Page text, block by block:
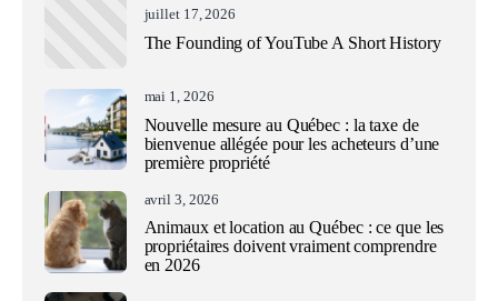
juillet 17, 2026
The Founding of YouTube A Short History
mai 1, 2026
Nouvelle mesure au Québec : la taxe de
bienvenue allégée pour les acheteurs d’une
première propriété
avril 3, 2026
Animaux et location au Québec : ce que les
propriétaires doivent vraiment comprendre
en 2026